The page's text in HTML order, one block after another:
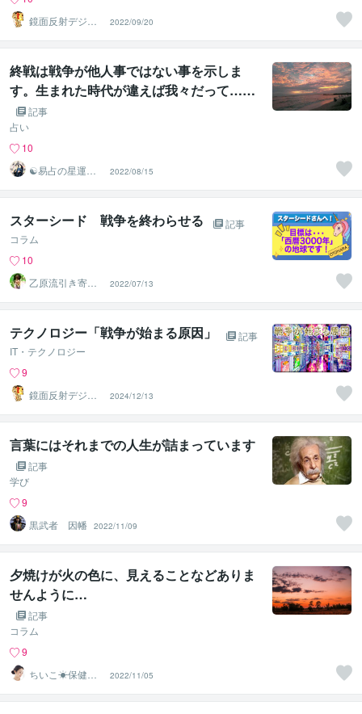
鏡面反射デジタ
ルアート製作所
（鈴木穣）
2022/09/20
終戦は戦争が他人事ではない事を示しま
す。生まれた時代が違えば我々だって……
記事
占い
10
☯易占の星運河
2022/08/15
スターシード 戦争を終わらせる
記事
コラム
10
乙原流引き寄せ
スピリチュア
ル 乙原ゆう
2022/07/13
テクノロジー「戦争が始まる原因」
記事
IT・テクノロジー
9
鏡面反射デジタ
ルアート製作所
（鈴木穣）
2024/12/13
言葉にはそれまでの人生が詰まっています
記事
学び
9
黒武者 因幡 2022/11/09
夕焼けが火の色に、見えることなどありま
せんように…
記事
コラム
9
ちいこ☀保健室
の先生
2022/11/05